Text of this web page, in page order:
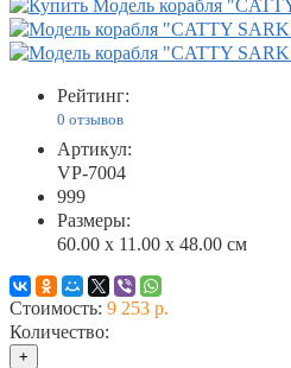
Рейтинг:
0 отзывов
Артикул:
VP-7004
999
Размеры:
60.00 x 11.00 x 48.00 см
Стоимость: 9 253 р.
Количество:
+